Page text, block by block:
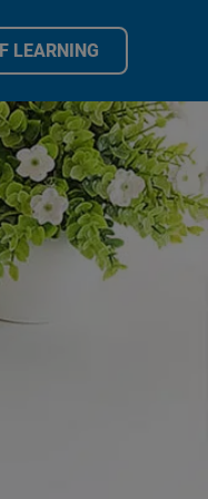
LEARNING